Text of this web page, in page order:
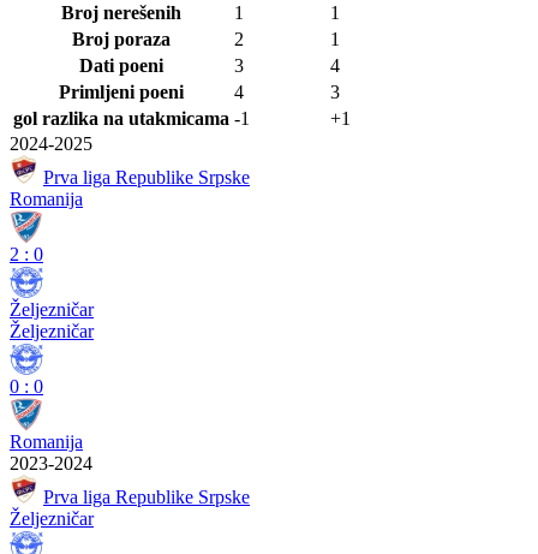
Broj nerešenih
1
1
Broj poraza
2
1
Dati poeni
3
4
Primljeni poeni
4
3
gol razlika na utakmicama -1
+1
2024-2025
Prva liga Republike Srpske
Romanija
2 : 0
Željezničar
Željezničar
0 : 0
Romanija
2023-2024
Prva liga Republike Srpske
Željezničar